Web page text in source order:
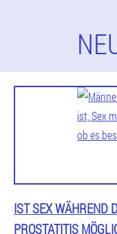
IST SEX WÄHREND
PROSTATITIS